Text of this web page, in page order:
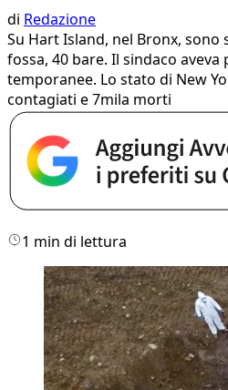
di Redazione
Su Hart Island, nel Bronx,
fossa, 40 bare. Il sindaco
temporanee. Lo stato di New
contagiati e 7mila morti
1 min di lettura